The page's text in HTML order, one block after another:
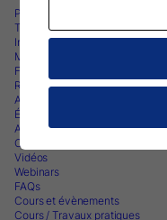
Produits
Téléchargements
Instructions d’utilisation
Matériel Marketing
Fiche de données de sécurité
Recherche et Publications
Articles
Éducation
Actualités dentaires & Blogs
Cas Cliniques
Vidéos
Webinars
FAQs
Cours et évènements
Cours / Travaux pratiques